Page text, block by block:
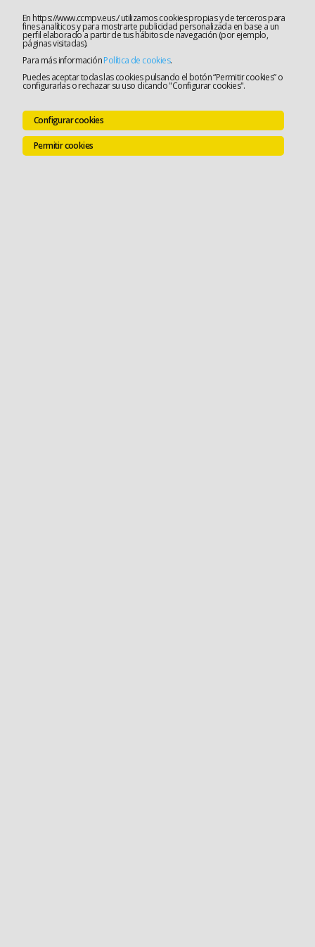
En https://www.ccmpv.eus./ utilizamos cookies propias y de terceros para
fines analíticos y para mostrarte publicidad personalizada en base a un
perfil elaborado a partir de tus hábitos de navegación (por ejemplo,
páginas visitadas).
Para más informaciónPolítica de cookies.
Puedes aceptar todas las cookies pulsando el botón “Permitir cookies” o
configurarlas o rechazar su uso clicando "Configurar cookies".
Configurar cookies
Permitir cookies